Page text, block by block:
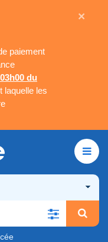
paiement
du
laquelle les
×